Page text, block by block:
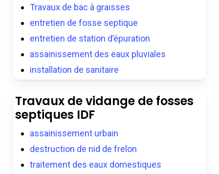
Travaux de bac à graisses
entretien de fosse septique
entretien de station d’épuration
assainissement des eaux pluviales
installation de sanitaire
Travaux de vidange de fosses
septiques IDF
assainissement urbain
destruction de nid de frelon
traitement des eaux domestiques